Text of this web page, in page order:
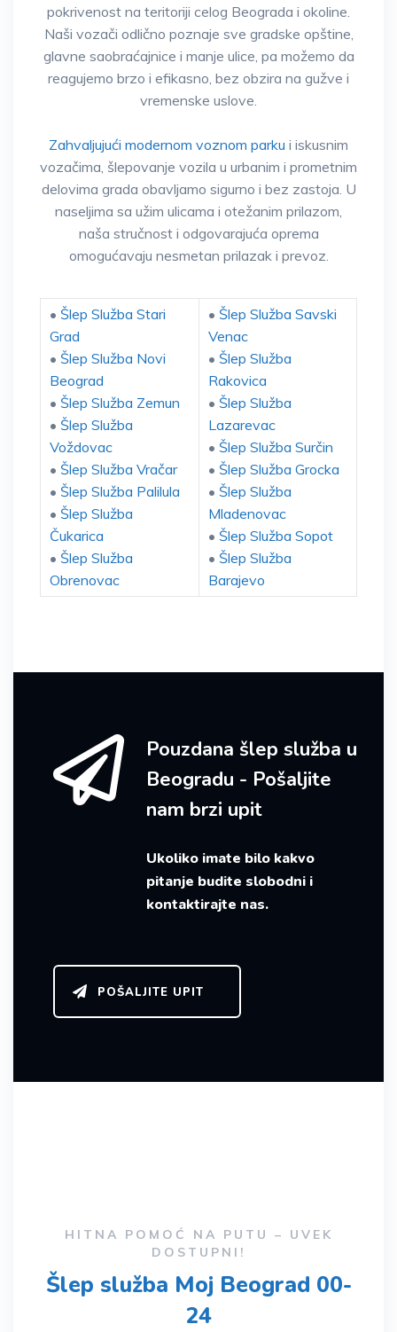
pokrivenost na teritoriji celog Beograda i okoline.
Naši vozači odlično poznaje sve gradske opštine,
glavne saobraćajnice i manje ulice, pa možemo da
reagujemo brzo i efikasno, bez obzira na gužve i
vremenske uslove.
Zahvaljujući modernom voznom parku i iskusnim
vozačima, šlepovanje vozila u urbanim i prometnim
delovima grada obavljamo sigurno i bez zastoja. U
naseljima sa užim ulicama i otežanim prilazom,
naša stručnost i odgovarajuća oprema
omogućavaju nesmetan prilazak i prevoz.
• Šlep Služba Stari
Grad
• Šlep Služba Novi
Beograd
• Šlep Služba Zemun
• Šlep Služba
Voždovac
• Šlep Služba Vračar
• Šlep Služba Palilula
• Šlep Služba
Čukarica
• Šlep Služba
Obrenovac
• Šlep Služba Savski
Venac
• Šlep Služba
Rakovica
• Šlep Služba
Lazarevac
• Šlep Služba Surčin
• Šlep Služba Grocka
• Šlep Služba
Mladenovac
• Šlep Služba Sopot
• Šlep Služba
Barajevo
Pouzdana šlep služba u
Beogradu - Pošaljite
nam brzi upit
Ukoliko imate bilo kakvo
pitanje budite slobodni i
kontaktirajte nas.
POŠALJITE UPIT
HITNA POMOĆ NA PUTU – UVEK
DOSTUPNI!
Šlep služba Moj Beograd 00-
24